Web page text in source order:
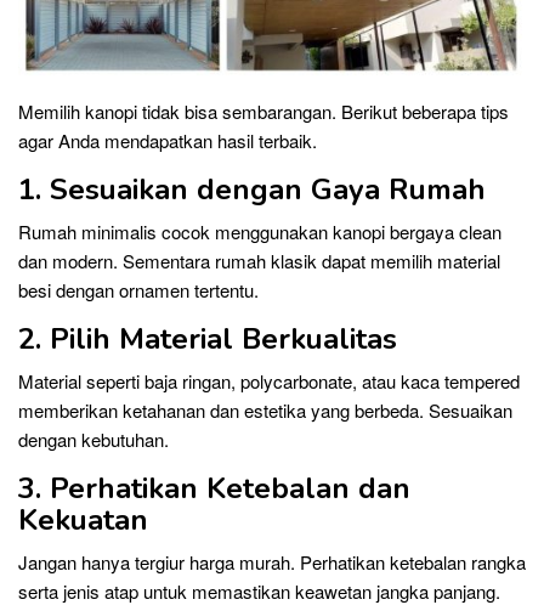
Memilih kanopi tidak bisa sembarangan. Berikut beberapa tips
agar Anda mendapatkan hasil terbaik.
1. Sesuaikan dengan Gaya Rumah
Rumah minimalis cocok menggunakan kanopi bergaya clean
dan modern. Sementara rumah klasik dapat memilih material
besi dengan ornamen tertentu.
2. Pilih Material Berkualitas
Material seperti baja ringan, polycarbonate, atau kaca tempered
memberikan ketahanan dan estetika yang berbeda. Sesuaikan
dengan kebutuhan.
3. Perhatikan Ketebalan dan
Kekuatan
Jangan hanya tergiur harga murah. Perhatikan ketebalan rangka
serta jenis atap untuk memastikan keawetan jangka panjang.